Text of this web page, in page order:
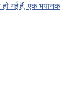
हो गई हैं, एक भयानक